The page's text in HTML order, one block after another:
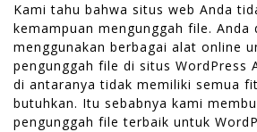
Kami tahu bahwa situs web Anda
kemampuan mengunggah file. Anda
menggunakan berbagai alat online
pengunggah file di situs WordPress
di antaranya tidak memiliki semua
butuhkan. Itu sebabnya kami
pengunggah file terbaik untuk